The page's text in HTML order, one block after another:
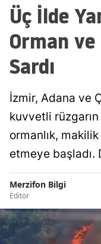
Üç İlde
Orman
Sardı
İzmir, Adana ve
kuvvetli
ormanlık,
etmeye
Merzifon Bilgi
Editör